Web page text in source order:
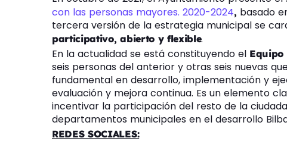
con las personas mayores. 2020-2024, basado
tercera versión de la estrategia municipal se
participativo, abierto y flexible.
En la actualidad se está constituyendo el Equipo
seis personas del anterior y otras seis nuevas
fundamental en desarrollo, implementación y
evaluación y mejora continua. Es un elemento
incentivar la participación del resto de la
departamentos municipales en el desarrollo
REDES SOCIALES: